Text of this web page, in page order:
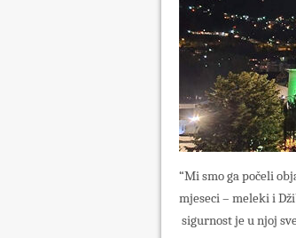
“Mi smo ga počeli
mjeseci – meleki i
sigurnost je u njoj